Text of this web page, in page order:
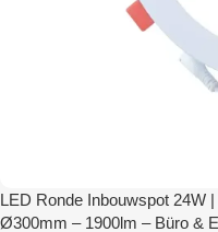
LED Ronde Inbouwspot 24W
Ø300mm – 1900lm – Büro &